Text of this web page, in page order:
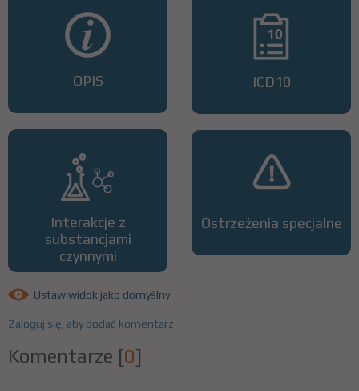
OPIS
Interakcje z
substancjami
czynnymi
ICD10
Ostrzeżenia specjalne
Ustaw widok jako domyślny
Zaloguj się, aby dodać komentarz
Komentarze [0]